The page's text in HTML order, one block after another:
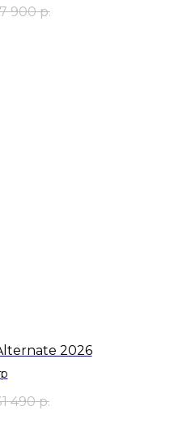
900 р.
2026
490 р.